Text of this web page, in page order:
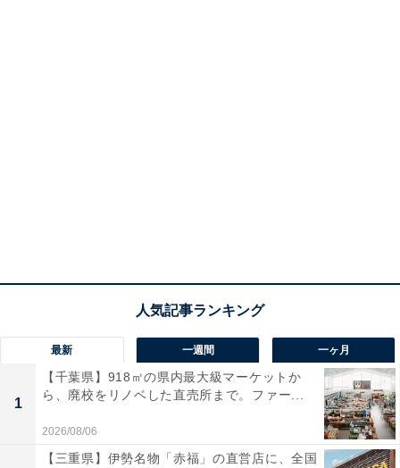
最新 一週間 一ヶ月
1
【千葉県】918㎡の県内最大級マーケットか
ら、廃校をリノベした直売所まで。ファー...
2026/08/06
【三重県】伊勢名物「赤福」の直営店に、全国